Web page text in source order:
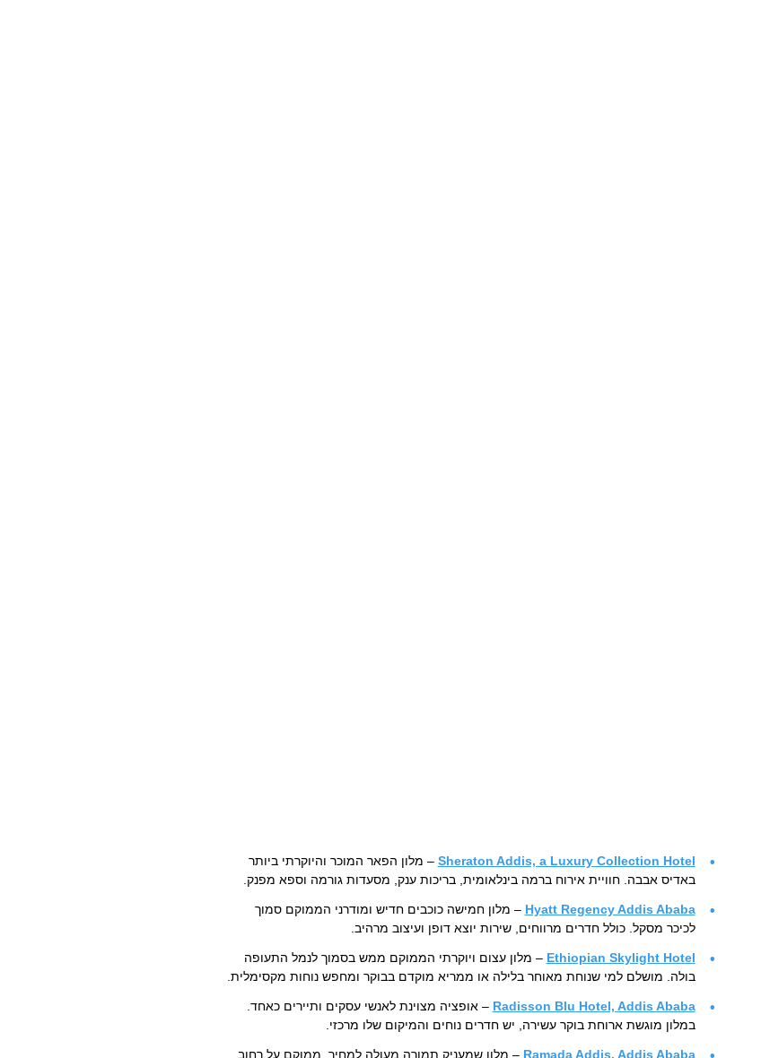
Sheraton Addis, a Luxury Collection Hotel – מלון הפאר המוכר והיוקרתי ביותר
באדיס אבבה. חוויית אירוח ברמה בינלאומית, בריכות ענק, מסעדות גורמה וספא מפנק.
Hyatt Regency Addis Ababa – מלון חמישה כוכבים חדיש ומודרני הממוקם סמוך
לכיכר מסקל. כולל חדרים מרווחים, שירות יוצא דופן ועיצוב מרהיב.
Ethiopian Skylight Hotel – מלון עצום ויוקרתי הממוקם ממש בסמוך לנמל התעופה
בולה. מושלם למי שנוחת מאוחר בלילה או ממריא מוקדם בבוקר ומחפש נוחות מקסימלית.
Radisson Blu Hotel, Addis Ababa – אופציה מצוינת לאנשי עסקים ותיירים כאחד.
במלון מוגשת ארוחת בוקר עשירה, יש חדרים נוחים והמיקום שלו מרכזי.
Ramada Addis, Addis Ababa – מלון שמעניק תמורה מעולה למחיר, ממוקם על רחוב